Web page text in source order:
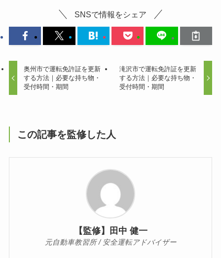
SNSで情報をシェア
奥州市で運転免許証を更新
する方法｜必要な持ち物・
受付時間・期間
滝沢市で運転免許証を更新
する方法｜必要な持ち物・
受付時間・期間
この記事を監修した人
【監修】田中 健一
元自動車教習所 / 安全運転アドバイザー